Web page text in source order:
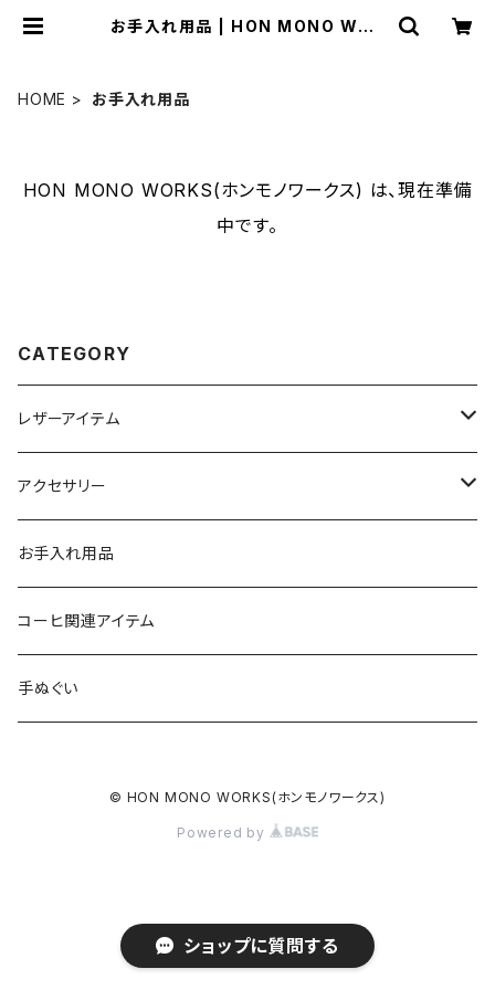
お手入れ用品 | HON MONO WOR
HOME お手入れ用品
HON MONO WORKS(ホンモノワークス) は、現在準備
中です。
CATEGORY
レザーアイテム
4w1hホットサンドソロ用レザーケース
GOALZERO用アイテム
ガス缶カバー
トーチ・ライター用カバー
アクセサリー
カラビナ
お手入れ用品
コーヒ関連アイテム
手ぬぐい
© HON MONO WORKS(ホンモノワークス)
Powered by
ショップに質問する